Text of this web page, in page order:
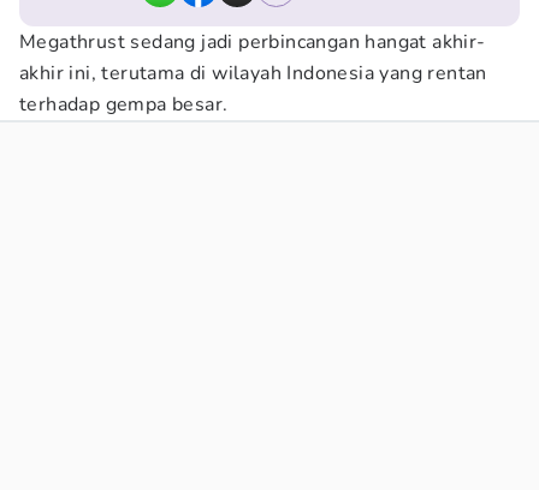
Megathrust sedang jadi perbincangan hangat akhir-
akhir ini, terutama di wilayah Indonesia yang rentan
terhadap gempa besar.